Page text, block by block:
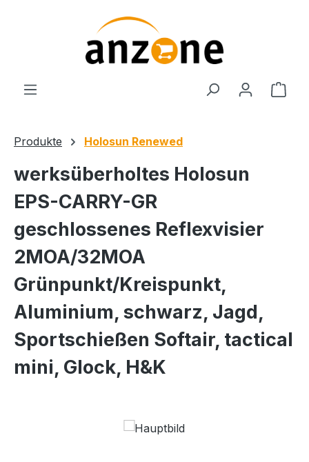
Zum Hauptinhalt springen
Produkte Holosun Renewed
werksüberholtes Holosun
EPS-CARRY-GR
geschlossenes Reflexvisier
2MOA/32MOA
Grünpunkt/Kreispunkt,
Aluminium, schwarz, Jagd,
Sportschießen Softair, tactical
mini, Glock, H&K
Bildergalerie überspringen